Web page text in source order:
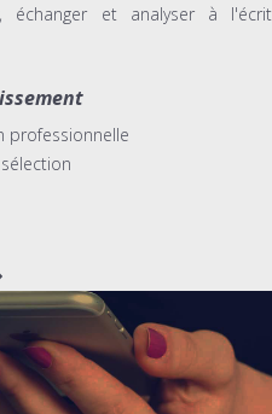
échanger et analyser à l'écrit
professionnelle